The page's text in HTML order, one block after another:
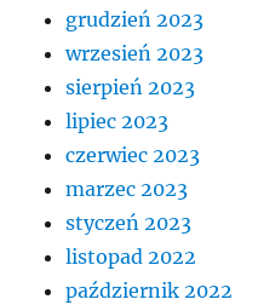
grudzień 2023
wrzesień 2023
sierpień 2023
lipiec 2023
czerwiec 2023
marzec 2023
styczeń 2023
listopad 2022
październik 2022